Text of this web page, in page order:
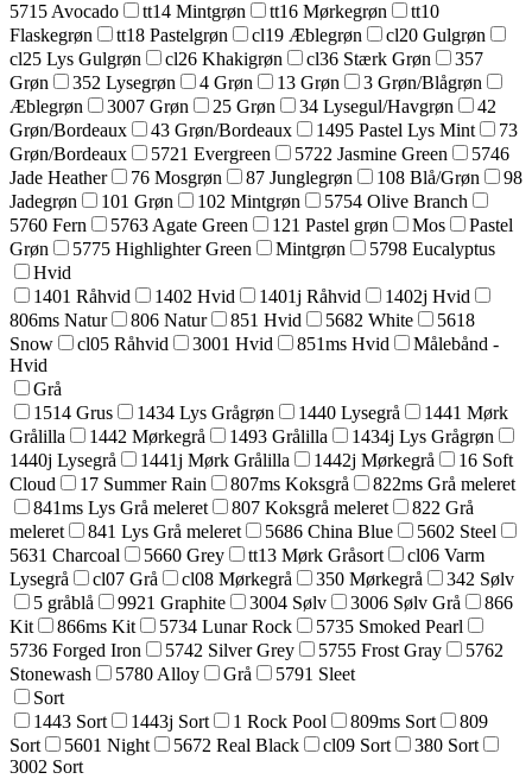
5715 Avocado
tt14 Mintgrøn tt16 Mørkegrøn
tt10
Flaskegrøn
tt18 Pastelgrøn cl19 Æblegrøn
cl20 Gulgrøn
cl25 Lys Gulgrøn
cl26 Khakigrøn cl36 Stærk Grøn
357
Grøn
352 Lysegrøn 4 Grøn 13 Grøn
3 Grøn/Blågrøn
Æblegrøn
3007 Grøn 25 Grøn 34 Lysegul/Havgrøn
42
Grøn/Bordeaux
43 Grøn/Bordeaux 1495 Pastel Lys Mint
73
Grøn/Bordeaux
5721 Evergreen 5722 Jasmine Green
5746
Jade Heather
76 Mosgrøn 87 Junglegrøn 108 Blå/Grøn
98
Jadegrøn
101 Grøn 102 Mintgrøn
5754 Olive Branch
5760 Fern
5763 Agate Green 121 Pastel grøn Mos
Pastel
Grøn
5775 Highlighter Green Mintgrøn
5798 Eucalyptus
Hvid
1401 Råhvid
1402 Hvid 1401j Råhvid
1402j Hvid
806ms Natur
806 Natur 851 Hvid 5682 White
5618
Snow
cl05 Råhvid 3001 Hvid 851ms Hvid
Målebånd -
Hvid
Grå
1514 Grus
1434 Lys Grågrøn 1440 Lysegrå
1441 Mørk
Grålilla
1442 Mørkegrå 1493 Grålilla
1434j Lys Grågrøn
1440j Lysegrå
1441j Mørk Grålilla 1442j Mørkegrå
16 Soft
Cloud
17 Summer Rain 807ms Koksgrå
822ms Grå meleret
841ms Lys Grå meleret
807 Koksgrå meleret
822 Grå
meleret
841 Lys Grå meleret 5686 China Blue
5602 Steel
5631 Charcoal
5660 Grey tt13 Mørk Gråsort
cl06 Varm
Lysegrå
cl07 Grå cl08 Mørkegrå 350 Mørkegrå
342 Sølv
5 gråblå
9921 Graphite 3004 Sølv 3006 Sølv Grå
866
Kit
866ms Kit 5734 Lunar Rock
5735 Smoked Pearl
5736 Forged Iron
5742 Silver Grey 5755 Frost Gray
5762
Stonewash
5780 Alloy Grå
5791 Sleet
Sort
1443 Sort
1443j Sort 1 Rock Pool 809ms Sort
809
Sort
5601 Night 5672 Real Black cl09 Sort
380 Sort
3002 Sort